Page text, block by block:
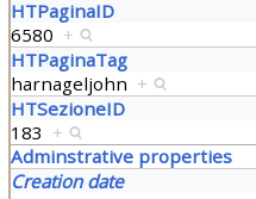
HTPaginaID
6580 +
HTPaginaTag
harnageljohn +
HTSezioneID
183 +
Adminstrative properties
Creation date